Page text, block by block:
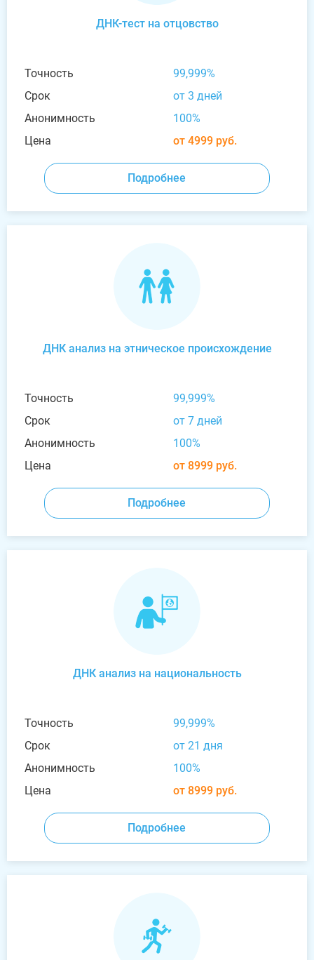
ДНК-тест на отцовство
Точность
99,999%
Срок
от 3 дней
Анонимность
100%
Цена
от 4999 руб.
Подробнее
ДНК анализ на этническое происхождение
Точность
99,999%
Срок
от 7 дней
Анонимность
100%
Цена
от 8999 руб.
Подробнее
ДНК анализ на национальность
Точность
99,999%
Срок
от 21 дня
Анонимность
100%
Цена
от 8999 руб.
Подробнее